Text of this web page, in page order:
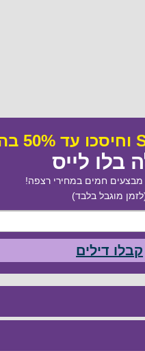
בלו לייס
חמים במחירי רצפה!
מוגבל בלבד)
קבלו דילים